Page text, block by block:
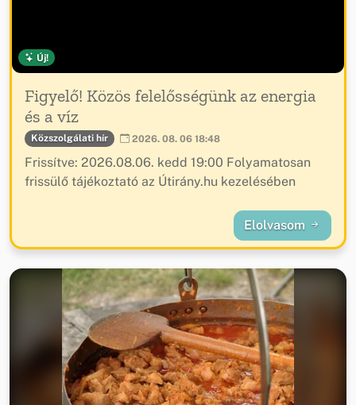
Új!
Figyelő! Közös felelősségünk az energia
és a víz
Közszolgálati hír 2026. 08. 06 18:48
Frissítve: 2026.08.06. kedd 19:00 Folyamatosan
frissülő tájékoztató az Útirány.hu kezelésében
Elolvasom